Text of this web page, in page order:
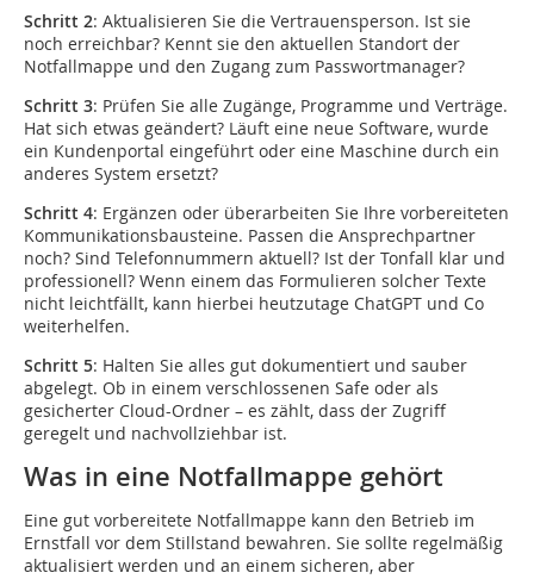
Schritt 2: Aktualisieren Sie die Vertrauensperson. Ist sie
noch erreichbar? Kennt sie den aktuellen Standort der
Notfallmappe und den Zugang zum Passwortmanager?
Schritt 3: Prüfen Sie alle Zugänge, Programme und Verträge.
Hat sich etwas geändert? Läuft eine neue Software, wurde
ein Kundenportal eingeführt oder eine Maschine durch ein
anderes System ersetzt?
Schritt 4: Ergänzen oder überarbeiten Sie Ihre vorbereiteten
Kommunikationsbausteine. Passen die Ansprechpartner
noch? Sind Telefonnummern aktuell? Ist der Tonfall klar und
professionell? Wenn einem das Formulieren solcher Texte
nicht leichtfällt, kann hierbei heutzutage ChatGPT und Co
weiterhelfen.
Schritt 5: Halten Sie alles gut dokumentiert und sauber
abgelegt. Ob in einem verschlossenen Safe oder als
gesicherter Cloud-Ordner – es zählt, dass der Zugriff
geregelt und nachvollziehbar ist.
Was in eine Notfallmappe gehört
Eine gut vorbereitete Notfallmappe kann den Betrieb im
Ernstfall vor dem Stillstand bewahren. Sie sollte regelmäßig
aktualisiert werden und an einem sicheren, aber